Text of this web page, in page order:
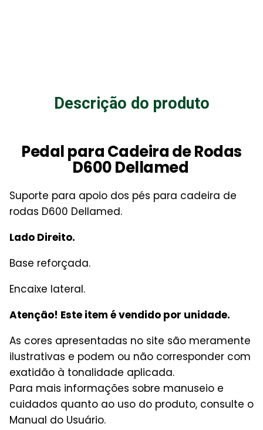
Descrição do produto
Pedal para Cadeira de Rodas
D600 Dellamed
Suporte para apoio dos pés para cadeira de
rodas D600 Dellamed.
Lado Direito.
Base reforçada.
Encaixe lateral.
Atenção! Este item é vendido por unidade.
As cores apresentadas no site são meramente
ilustrativas e podem ou não corresponder com
exatidão à tonalidade aplicada.
Para mais informações sobre manuseio e
cuidados quanto ao uso do produto, consulte o
Manual do Usuário.